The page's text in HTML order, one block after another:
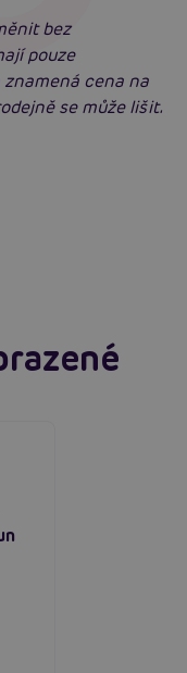
bez
pouze
cena na
se může lišit.